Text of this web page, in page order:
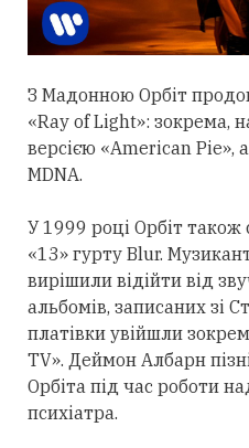
З Мадонною Орбіт
«Ray of Light»: зокрема,
версією «American Pie»,
MDNA.
У 1999 році Орбіт також
«13» гурту Blur.
вирішили відійти від
альбомів, записаних зі
платівки увійшли
TV». Деймон Албарн
Орбіта під час роботи
психіатра.